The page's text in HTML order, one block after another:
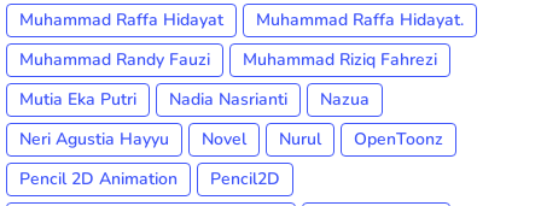
Muhammad Raffa Hidayat
Muhammad Raffa Hidayat.
Muhammad Randy Fauzi
Muhammad Riziq Fahrezi
Mutia Eka Putri
Nadia Nasrianti
Nazua
Neri Agustia Hayyu
Novel Nurul
OpenToonz
Pencil 2D Animation
Pencil2D